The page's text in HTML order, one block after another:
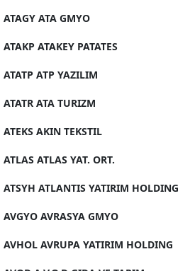
ATAGY ATA GMYO
ATAKP ATAKEY PATATES
ATATP ATP YAZILIM
ATATR ATA TURIZM
ATEKS AKIN TEKSTIL
ATLAS ATLAS YAT. ORT.
ATSYH ATLANTIS YATIRIM HOLDING
AVGYO AVRASYA GMYO
AVHOL AVRUPA YATIRIM HOLDING